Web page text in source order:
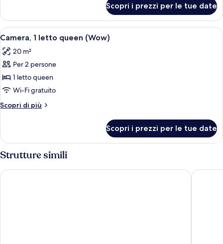
balcone
(Wow)
1
letto
queen,
(Wow)
Scopri i prezzi per le tue date
Apri
tutte
le
foto
per
Camera,
1
letto
(Wow)
9
Camera, 1 letto queen (Wow)
20 m²
Per 2 persone
1 letto queen
Wi-Fi gratuito
Scopri di più
Altri
1
queen
Scopri i prezzi per le tue date
Strutture simili
Central Plaza Hotel